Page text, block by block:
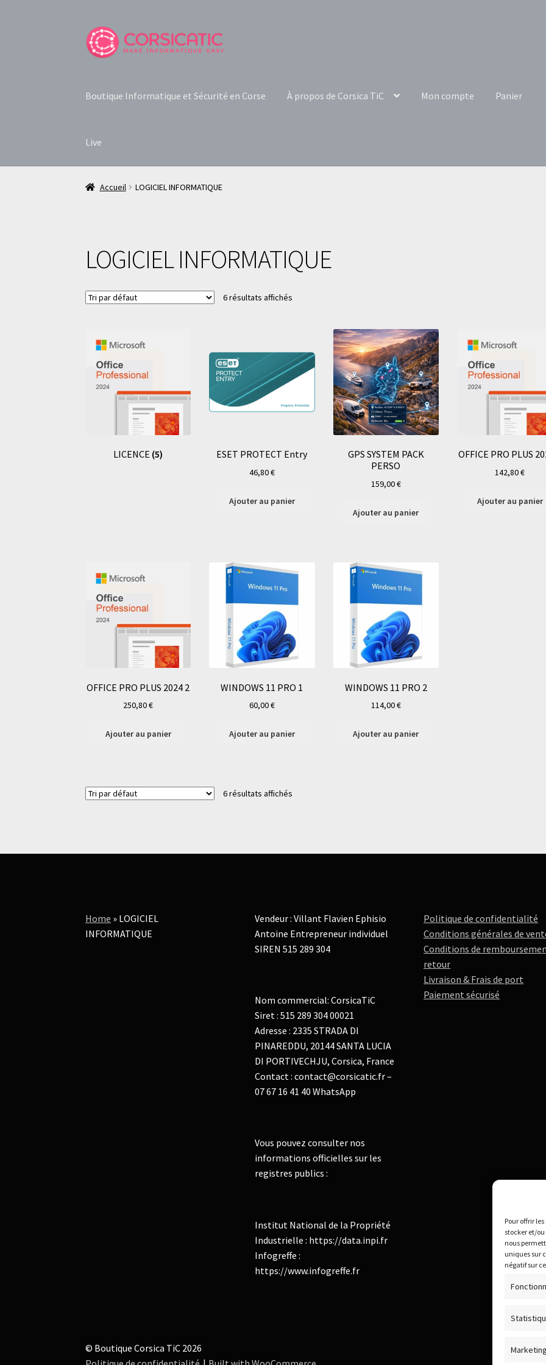
Pour offrir
stocker et/
nous
uniques sur
négatif sur
Aller
à
Aller
au
Boutique Informatique et Sécurité en Corse À propos de Corsica TiC Mon compte Panier
Live
Accueil LOGICIEL INFORMATIQUE
LOGICIEL INFORMATIQUE
6 résultats affichés
LICENCE (5) ESET PROTECT Entry
46,80€
Ajouter au panier
GPS SYSTEM PACK
PERSO
159,00€
Ajouter au panier
OFFICE PRO PLUS
142,80€
Ajouter au panier
OFFICE PRO PLUS 2024 2
250,80€
Ajouter au panier
WINDOWS 11 PRO 1
60,00€
Ajouter au panier
WINDOWS 11 PRO 2
114,00€
Ajouter au panier
6 résultats affichés
Home » LOGICIEL
INFORMATIQUE
Vendeur : Villant Flavien Ephisio
Antoine Entrepreneur individuel
SIREN 515 289 304
Nom commercial: CorsicaTiC
Siret : 515 289 304 00021
Adresse : 2335 STRADA DI
PINAREDDU, 20144 SANTA LUCIA
DI PORTIVECHJU, Corsica, France
Contact : contact@corsicatic.fr –
07 67 16 41 40 WhatsApp
Vous pouvez consulter nos
informations officielles sur les
registres publics :
Institut National de la Propriété
Industrielle : https://data.inpi.fr
Infogreffe :
https://www.infogreffe.fr
Politique de confidentialité
Conditions générales de
Conditions de
retour
Livraison & Frais de port
Paiement sécurisé
© Boutique Corsica TiC 2026